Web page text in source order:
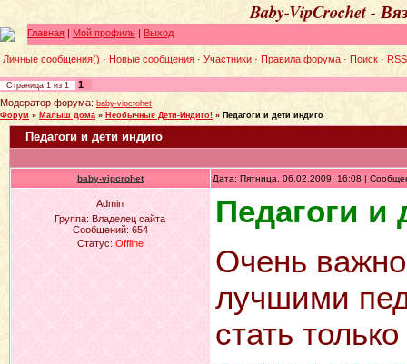
Baby-VipCrochet -
Главная | Мой профиль | Выход
Личные сообщения() · Новые сообщения · Участники · Правила форума · Поиск · RSS
Страница 1 из 1
1
Модератор форума: baby-vipcrohet
Форум » Малыш дома » Необычные Дети-Индиго! » Педагоги и дети индиго
Педагоги и дети индиго
baby-vipcrohet Дата: Пятница, 06.02.2009, 16:08 |
Admin
Группа: Владелец сайта
Сообщений: 654
Статус: Offline
Педагоги и
Очень важно
лучшими
стать